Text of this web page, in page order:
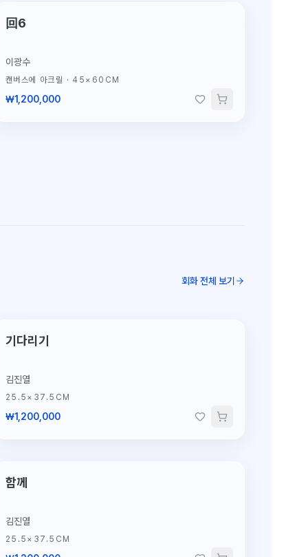
단 1점뿐인 원작
回6
이광수
캔버스에 아크릴 · 45×60CM
₩1,200,000
회화 전체 보기
단 1점뿐인 원작
기다리기
김진열
25.5×37.5CM
₩1,200,000
단 1점뿐인 원작
함께
김진열
25.5×37.5CM